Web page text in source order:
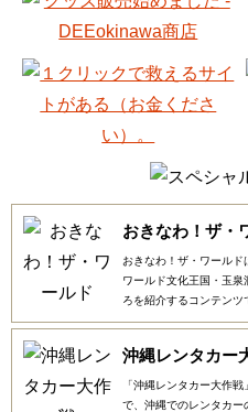
おきなわ！ザ・
おきなわ！ザ・ワール
ワールド文化王国・玉泉
ろを紹介するコンテンツ
沖縄レンタカー
「沖縄レンタカー大作
で、沖縄でのレンタカ